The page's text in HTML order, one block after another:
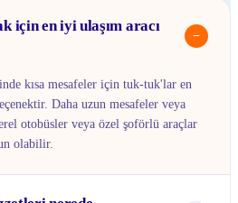
için en iyi ulaşım aracı
−
kısa mesafeler için tuk-tuk'lar en
Daha uzun mesafeler veya
otobüsler veya özel şoförlü araçlar
olabilir.